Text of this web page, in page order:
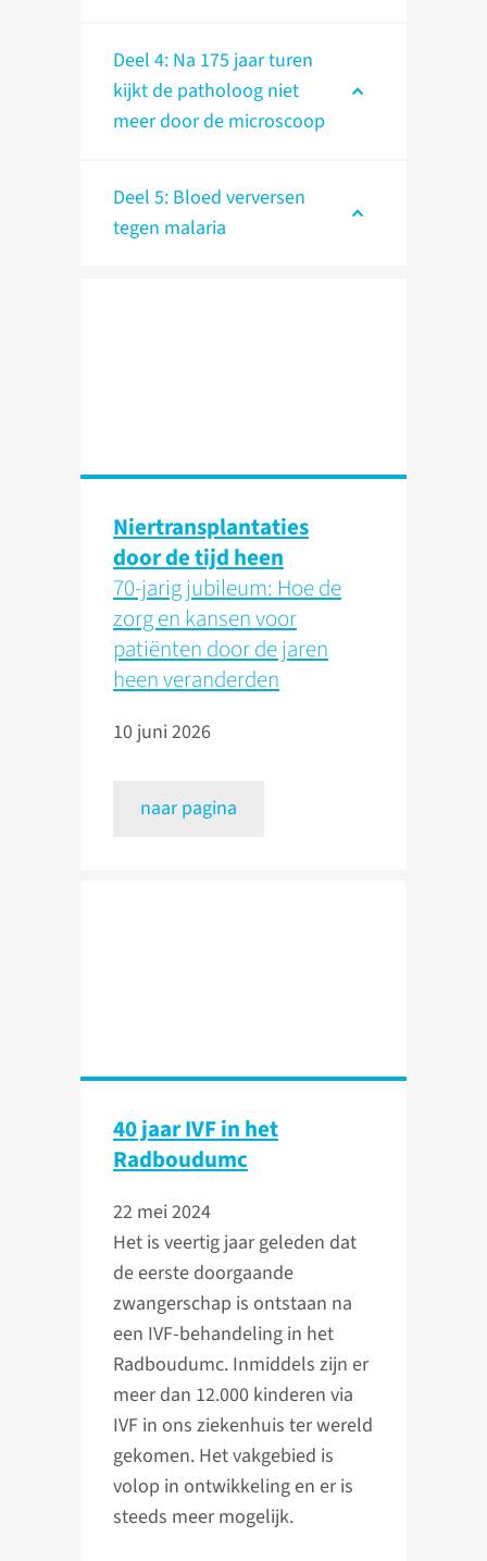
Deel 4: Na 175 jaar turen
kijkt de patholoog niet
meer door de microscoop
Deel 5: Bloed verversen
tegen malaria
Niertransplantaties
door de tijd heen
70-jarig jubileum: Hoe de
zorg en kansen voor
patiënten door de jaren
heen veranderden
10 juni 2026
naar pagina
40 jaar IVF in het
Radboudumc
22 mei 2024
Het is veertig jaar geleden dat
de eerste doorgaande
zwangerschap is ontstaan na
een IVF-behandeling in het
Radboudumc. Inmiddels zijn er
meer dan 12.000 kinderen via
IVF in ons ziekenhuis ter wereld
gekomen. Het vakgebied is
volop in ontwikkeling en er is
steeds meer mogelijk.